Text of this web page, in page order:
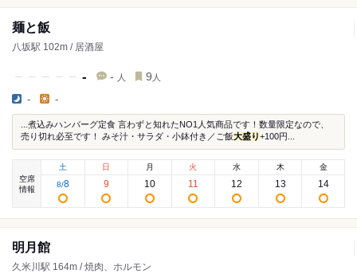
麺と飯
八坂駅 102m / 居酒屋
- - 人 9 人
- -
...煮込みハンバーグ定食 言わずと知れたNO1人気商品です！数量限定なので、
売り切れ必至です！ みそ汁・サラダ・小鉢付き／ご飯大盛り+100円...
空席
情報
土
8/8
日
9
月
10
火
11
水
12
木
13
金
14
明月館
久米川駅 164m / 焼肉、ホルモン